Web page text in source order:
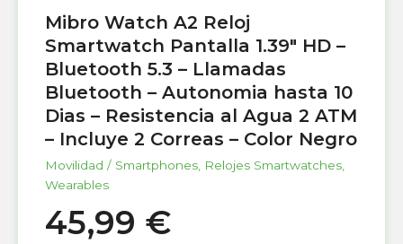
Mibro Watch A2 Reloj
Smartwatch Pantalla 1.39″ HD –
Bluetooth 5.3 – Llamadas
Bluetooth – Autonomia hasta 10
Dias – Resistencia al Agua 2 ATM
– Incluye 2 Correas – Color Negro
Movilidad / Smartphones, Relojes Smartwatches,
Wearables
45,99 €